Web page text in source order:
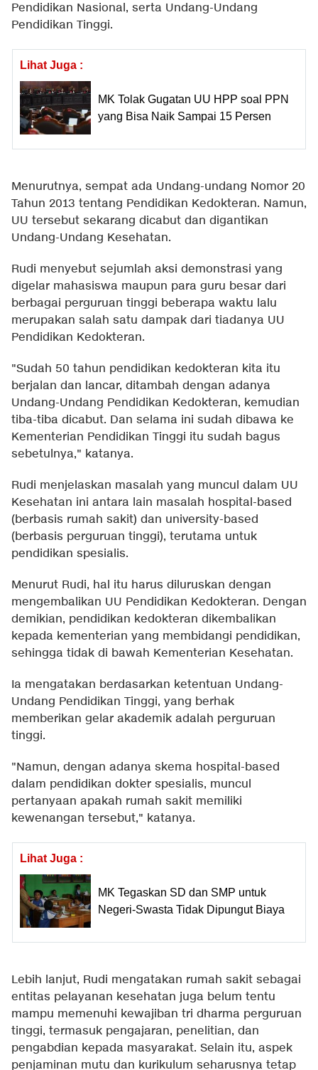
Pendidikan Nasional, serta Undang-Undang
Pendidikan Tinggi.
Lihat Juga :
MK Tolak Gugatan UU HPP soal PPN
yang Bisa Naik Sampai 15 Persen
Menurutnya, sempat ada Undang-undang Nomor 20
Tahun 2013 tentang Pendidikan Kedokteran. Namun,
UU tersebut sekarang dicabut dan digantikan
Undang-Undang Kesehatan.
Rudi menyebut sejumlah aksi demonstrasi yang
digelar mahasiswa maupun para guru besar dari
berbagai perguruan tinggi beberapa waktu lalu
merupakan salah satu dampak dari tiadanya UU
Pendidikan Kedokteran.
"Sudah 50 tahun pendidikan kedokteran kita itu
berjalan dan lancar, ditambah dengan adanya
Undang-Undang Pendidikan Kedokteran, kemudian
tiba-tiba dicabut. Dan selama ini sudah dibawa ke
Kementerian Pendidikan Tinggi itu sudah bagus
sebetulnya," katanya.
Rudi menjelaskan masalah yang muncul dalam UU
Kesehatan ini antara lain masalah hospital-based
(berbasis rumah sakit) dan university-based
(berbasis perguruan tinggi), terutama untuk
pendidikan spesialis.
Menurut Rudi, hal itu harus diluruskan dengan
mengembalikan UU Pendidikan Kedokteran. Dengan
demikian, pendidikan kedokteran dikembalikan
kepada kementerian yang membidangi pendidikan,
sehingga tidak di bawah Kementerian Kesehatan.
Ia mengatakan berdasarkan ketentuan Undang-
Undang Pendidikan Tinggi, yang berhak
memberikan gelar akademik adalah perguruan
tinggi.
"Namun, dengan adanya skema hospital-based
dalam pendidikan dokter spesialis, muncul
pertanyaan apakah rumah sakit memiliki
kewenangan tersebut," katanya.
Lihat Juga :
MK Tegaskan SD dan SMP untuk
Negeri-Swasta Tidak Dipungut Biaya
Lebih lanjut, Rudi mengatakan rumah sakit sebagai
entitas pelayanan kesehatan juga belum tentu
mampu memenuhi kewajiban tri dharma perguruan
tinggi, termasuk pengajaran, penelitian, dan
pengabdian kepada masyarakat. Selain itu, aspek
penjaminan mutu dan kurikulum seharusnya tetap